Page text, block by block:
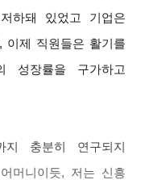
하돼 있었고 기업은
이제 직원들은 활기를
성장률을 구가하고
지 충분히 연구되지
머니이듯, 저는 신흥